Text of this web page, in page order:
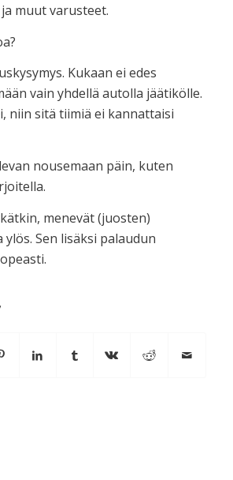
muut varusteet.
Kukaan ei edes
vain yhdellä autolla jäätikölle.
niin sitä tiimiä ei kannattaisi
nousemaan päin, kuten
menevät (juosten)
Sen lisäksi palaudun